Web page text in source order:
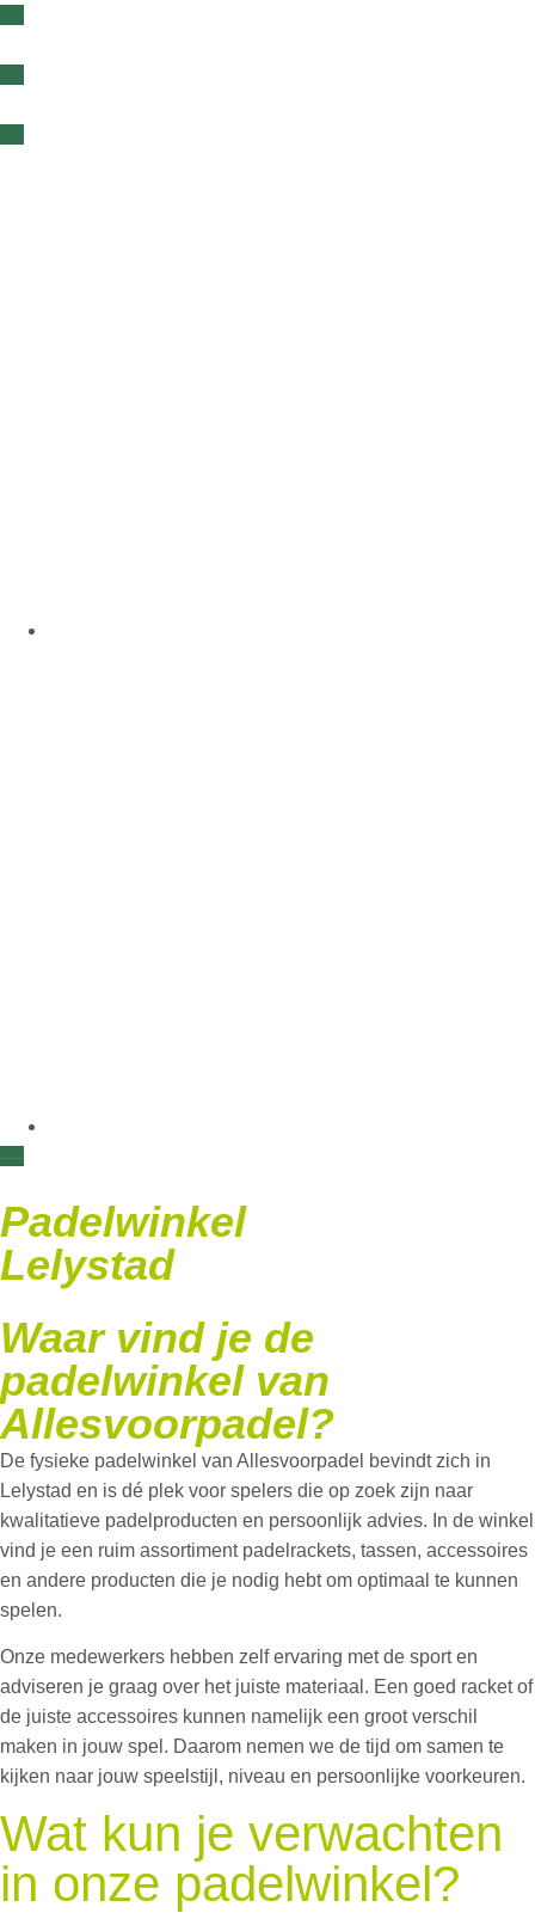
Padelwinkel
Lelystad
Waar vind je de
padelwinkel van
Allesvoorpadel?
De fysieke padelwinkel van Allesvoorpadel bevindt zich in
Lelystad en is dé plek voor spelers die op zoek zijn naar
kwalitatieve padelproducten en persoonlijk advies. In de winkel
vind je een ruim assortiment padelrackets, tassen, accessoires
en andere producten die je nodig hebt om optimaal te kunnen
spelen.
Onze medewerkers hebben zelf ervaring met de sport en
adviseren je graag over het juiste materiaal. Een goed racket of
de juiste accessoires kunnen namelijk een groot verschil
maken in jouw spel. Daarom nemen we de tijd om samen te
kijken naar jouw speelstijl, niveau en persoonlijke voorkeuren.
Wat kun je verwachten
in onze padelwinkel?